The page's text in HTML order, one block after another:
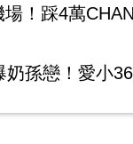
！踩4萬
奶孫戀！愛小